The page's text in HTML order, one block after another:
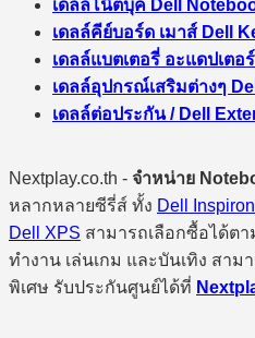
เดลล์โน๊ตบุค Dell
เดลล์คีย์บอร์ด เมาส์ Dell
เดลล์แบตเตอรี่ อะแดปเต
เดลล์อุปกรณ์เสริมต่างๆ
เดลล์ต่อประกัน / Dell
Nextplay.co.th - จำหน่าย
หลากหลายซีรี่ส์ ทั้ง Dell Inspiron
Dell XPS สามารถเลือกซื้อได้ต
ทำงาน เล่นเกม และบันเทิง สา
พิเศษ รับประกันศูนย์ได้ที่